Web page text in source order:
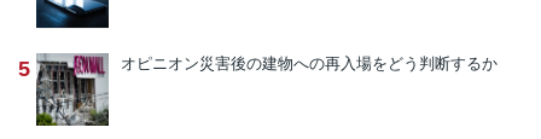
5 オピニオン災害後の建物への再入場をどう判断するか